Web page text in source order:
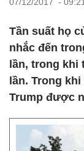
Tần suất họ
nhắc đến
lần, trong khi
lần. Trong
Trump được